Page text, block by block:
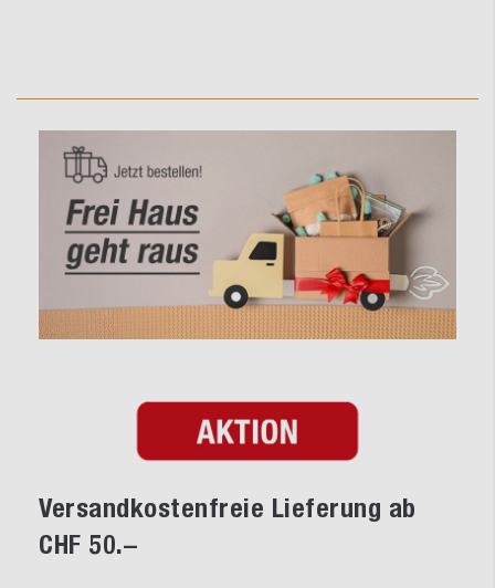
Versandkostenfreie Lieferung ab
CHF 50.–